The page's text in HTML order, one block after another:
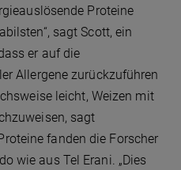
Proteine
sagt Scott, ein
er auf die
Allergene zurückzuführen
leicht, Weizen mit
sagt
fanden die Forscher
wie aus Tel Erani. „Dies